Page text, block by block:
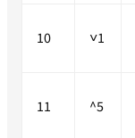
10 ˅1
11 ^5